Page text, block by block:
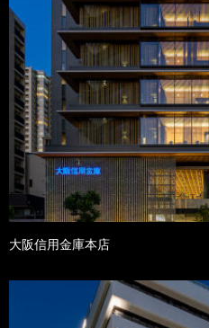
大阪信用金庫本店